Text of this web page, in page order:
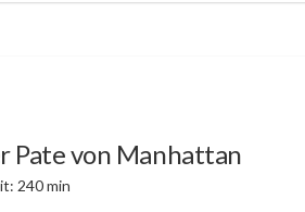
Pate von Manhattan
240 min